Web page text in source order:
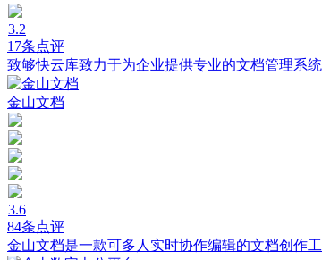
3.2
17条点评
致够快云库致力于为企业提供专业的文档管理系
金山文档
3.6
84条点评
金山文档是一款可多人实时协作编辑的文档创作